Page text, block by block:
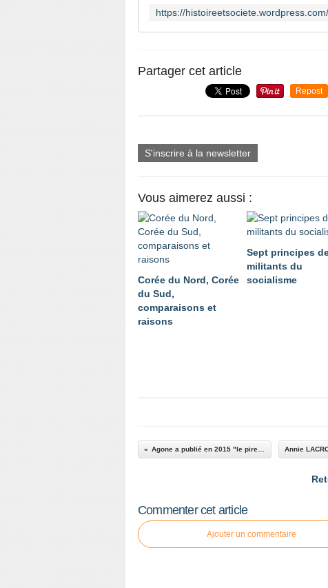
Partager cet article
Repost
S'inscrire à la newsletter
Vous aimerez aussi :
Corée du Nord, Corée
du Sud,
comparaisons et
raisons
Sept principes
militants du
socialisme
Commenter cet article
Ajouter un commentaire